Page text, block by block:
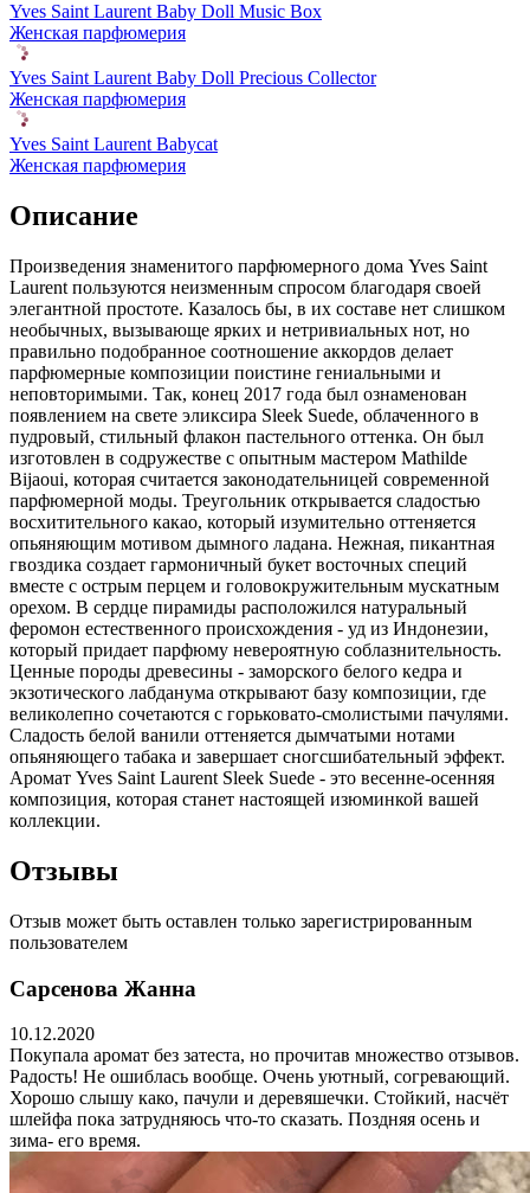
Yves Saint Laurent Baby Doll Music Box
Женская парфюмерия
Yves Saint Laurent Baby Doll Precious Collector
Женская парфюмерия
Yves Saint Laurent Babycat
Женская парфюмерия
Описание
Произведения знаменитого парфюмерного дома Yves Saint
Laurent пользуются неизменным спросом благодаря своей
элегантной простоте. Казалось бы, в их составе нет слишком
необычных, вызывающе ярких и нетривиальных нот, но
правильно подобранное соотношение аккордов делает
парфюмерные композиции поистине гениальными и
неповторимыми. Так, конец 2017 года был ознаменован
появлением на свете эликсира Sleek Suede, облаченного в
пудровый, стильный флакон пастельного оттенка. Он был
изготовлен в содружестве с опытным мастером Mathilde
Bijaoui, которая считается законодательницей современной
парфюмерной моды. Треугольник открывается сладостью
восхитительного какао, который изумительно оттеняется
опьяняющим мотивом дымного ладана. Нежная, пикантная
гвоздика создает гармоничный букет восточных специй
вместе с острым перцем и головокружительным мускатным
орехом. В сердце пирамиды расположился натуральный
феромон естественного происхождения - уд из Индонезии,
который придает парфюму невероятную соблазнительность.
Ценные породы древесины - заморского белого кедра и
экзотического лабданума открывают базу композиции, где
великолепно сочетаются с горьковато-смолистыми пачулями.
Сладость белой ванили оттеняется дымчатыми нотами
опьяняющего табака и завершает сногсшибательный эффект.
Аромат Yves Saint Laurent Sleek Suede - это весенне-осенняя
композиция, которая станет настоящей изюминкой вашей
коллекции.
Отзывы
Отзыв может быть оставлен только зарегистрированным
пользователем
Сарсенова Жанна
10.12.2020
Покупала аромат без затеста, но прочитав множество отзывов.
Радость! Не ошиблась вообще. Очень уютный, согревающий.
Хорошо слышу како, пачули и деревяшечки. Стойкий, насчёт
шлейфа пока затрудняюсь что-то сказать. Поздняя осень и
зима- его время.